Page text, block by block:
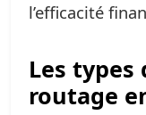
l’efficacité
Les types
routage